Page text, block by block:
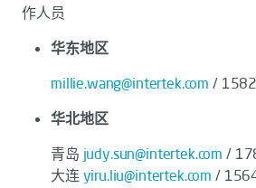
作人员
华东地区
millie.wang@intertek.com /
华北地区
青岛 judy.sun@intertek.com /
大连 yiru.liu@intertek.com /